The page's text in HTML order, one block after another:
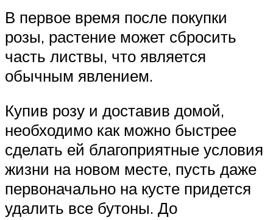
В первое время после покупки
розы, растение может сбросить
часть листвы, что является
обычным явлением.
Купив розу и доставив домой,
необходимо как можно быстрее
сделать ей благоприятные условия
жизни на новом месте, пусть даже
первоначально на кусте придется
удалить все бутоны. До